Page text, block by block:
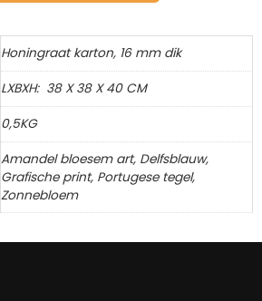
Honingraat karton, 16 mm dik
LXBXH: 38 X 38 X 40 CM
0,5KG
Amandel bloesem art, Delfsblauw,
Grafische print, Portugese tegel,
Zonnebloem